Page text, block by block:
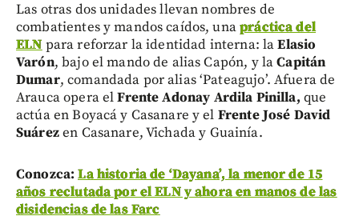
Las otras dos unidades llevan nombres de
combatientes y mandos caídos, unapráctica del
ELN para reforzar la identidad interna: laElasio
Varón, bajo el mando de alias Capón, y laCapitán
Dumar, comandada por alias ‘Pateagujo’. Afuera de
Arauca opera elFrente Adonay Ardila Pinilla, que
actúa en Boyacá y Casanare y el Frente José David
Suárezen Casanare, Vichada y Guainía.
Conozca:La historia de ‘Dayana’, la menor de 15
años reclutada por el ELN y ahora en manos de las
disidencias de las Farc